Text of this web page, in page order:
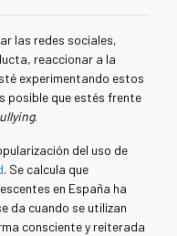
las redes sociales,
reaccionar a la
experimentando estos
posible que estés frente
.
del uso de
. Se calcula que
en España ha
da cuando se utilizan
consciente y reiterada